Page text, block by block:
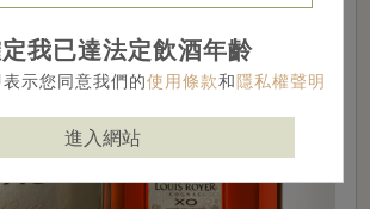
我已達法定飲酒年齡
示您同意我們的使用條款和隱私權聲明
進入網站